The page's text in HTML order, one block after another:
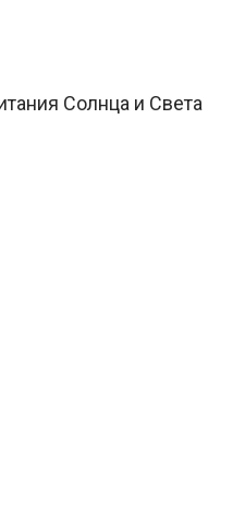
Солнца и Света